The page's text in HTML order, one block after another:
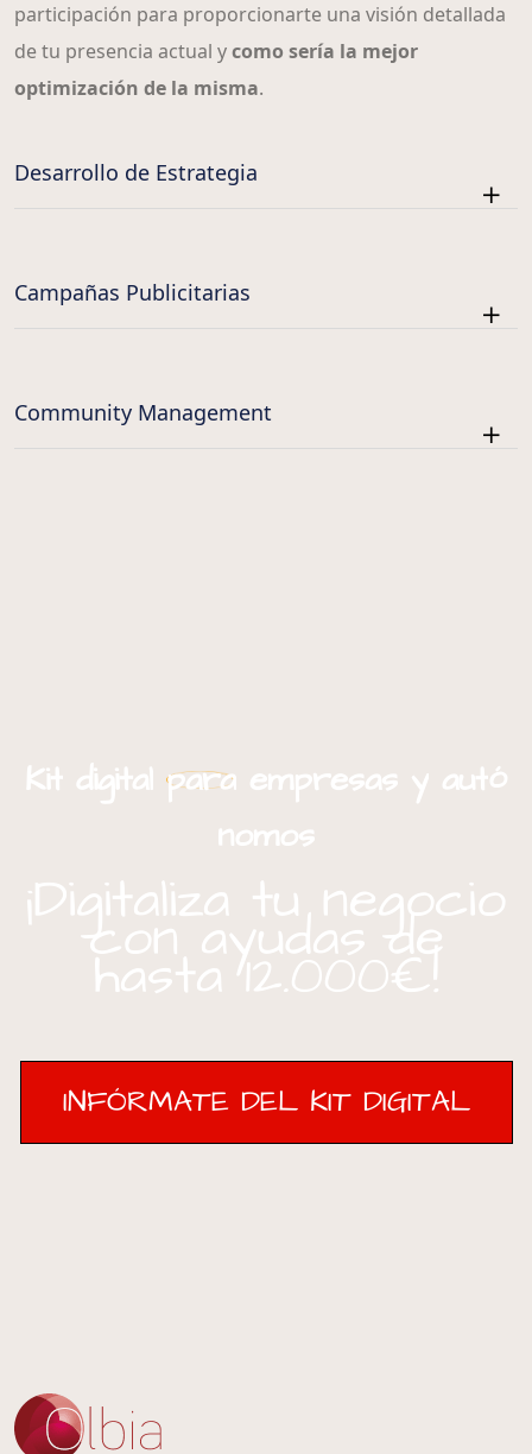
participación para proporcionarte una visión detallada
de tu presencia actual ycomo sería la mejor
optimización de la misma.
Desarrollo de Estrategia
Campañas Publicitarias
Community Management
Kit digital para empresas y autó
nomos
¡Digitaliza tu negocio
con ayudas de
hasta 12.000€!
INFÓRMATE DEL KIT DIGITAL
INFÓRMATE DEL KIT DIGITAL